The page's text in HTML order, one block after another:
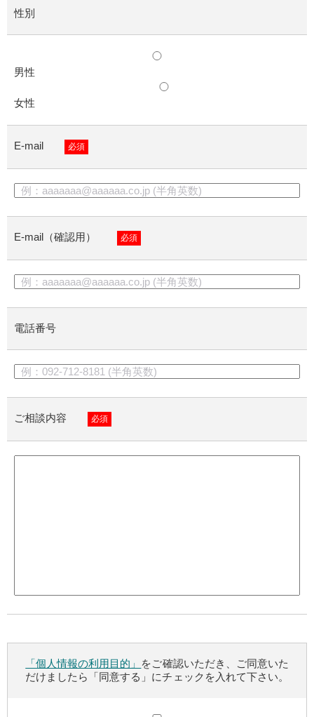
性別
男性
女性
E-mail 必須
E-mail（確認用） 必須
電話番号
ご相談内容 必須
「個人情報の利用目的」 をご確認いただき、ご同意いた
だけましたら「同意する」にチェックを入れて下さい。